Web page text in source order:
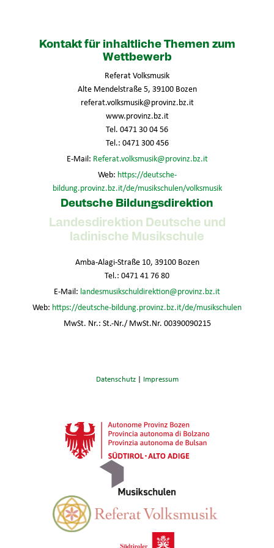
Kontakt für inhaltliche Themen zum
Wettbewerb
Referat Volksmusik
Alte Mendelstraße 5, 39100 Bozen
referat.volksmusik@provinz.bz.it
www.provinz.bz.it
Tel. 0471 30 04 56
Tel.: 0471 300 456
E-Mail: Referat.volksmusik@provinz.bz.it
Web: https://deutsche-
bildung.provinz.bz.it/de/musikschulen/volksmusik
Deutsche Bildungsdirektion
Landesdirektion Deutsche und
ladinische Musikschule
Amba-Alagi-Straße 10, 39100 Bozen
Tel.: 0471 41 76 80
E-Mail: landesmusikschuldirektion@provinz.bz.it
Web: https://deutsche-bildung.provinz.bz.it/de/musikschulen
MwSt. Nr.: St.-Nr./ MwSt.Nr. 00390090215
Datenschutz| Impressum